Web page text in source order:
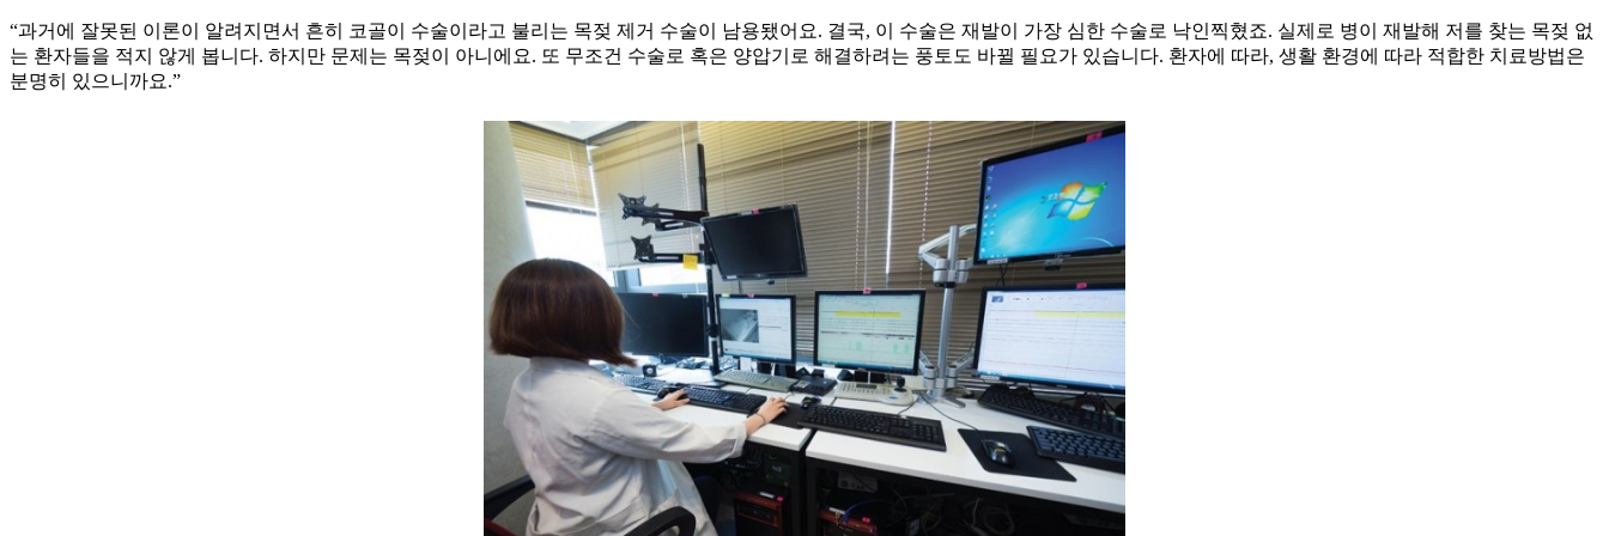
“과거에 잘못된 이론이 알려지면서 흔히 코골이 수술이라고 불리는 목젖 제거 수술이 남용됐어요. 결국, 이 수술은 재발이 가장 심한 수술로 낙인찍혔죠. 실제로 병이 재발해 저를 찾는 목젖 없
는 환자들을 적지 않게 봅니다. 하지만 문제는 목젖이 아니에요. 또 무조건 수술로 혹은 양압기로 해결하려는 풍토도 바뀔 필요가 있습니다. 환자에 따라, 생활 환경에 따라 적합한 치료방법은
분명히 있으니까요.”